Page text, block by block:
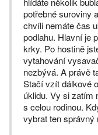
potřebné suroviny
chvíli nemáte čas
podlahu. Hlavní je
krky. Po hostině
vytahování
nezbývá. A právě
Stačí vzít dálkové
úklidu. Vy si zatím
s celou rodinou.
vybrat ten správný